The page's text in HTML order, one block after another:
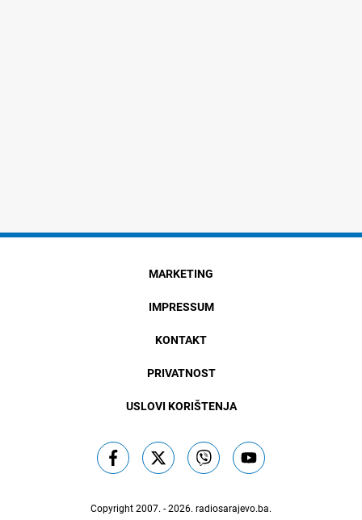
MARKETING
IMPRESSUM
KONTAKT
PRIVATNOST
USLOVI KORIŠTENJA
Copyright 2007. - 2026. radiosarajevo.ba.